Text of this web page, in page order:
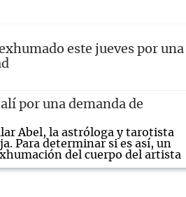
este jueves por una
por una demanda de
Abel, la astróloga y tarotista
Para determinar si es así, un
del cuerpo del artista